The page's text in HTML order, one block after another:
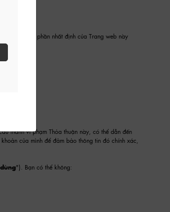
dụng các phần nhất định của Trang web này
thành vi phạm Thỏa thuận này, có thể dẫn đến
của mình để đảm bảo thông tin đó chính xác,
"). Bạn có thể không: